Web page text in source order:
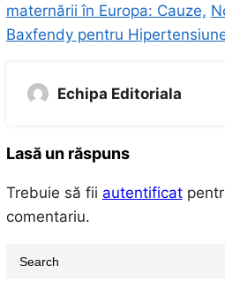
maternării în Europa: Cauze,
Baxfendy pentru
Echipa Editoriala
Lasă un răspuns
Trebuie să fii autentificat
comentariu.